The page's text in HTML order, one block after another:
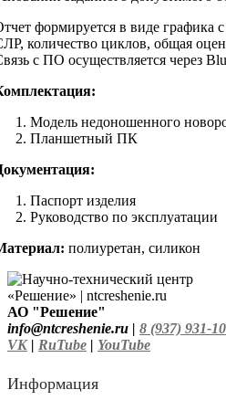
формируется в виде графика
количество циклов, общая
с ПО осуществляется через
Модель недоношенного
Планшетный ПК
Паспорт изделия
Руководство по эксплуатации
полиуретан, силикон
АО "Решение"
info@ntcreshenie.ru | 8 (937) 931-
VK| RuTube | YouTube
Информация